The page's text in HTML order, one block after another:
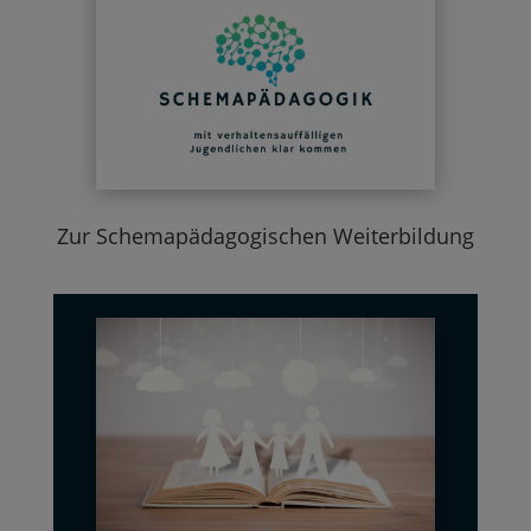
Zur Schemapädagogischen Weiterbildung